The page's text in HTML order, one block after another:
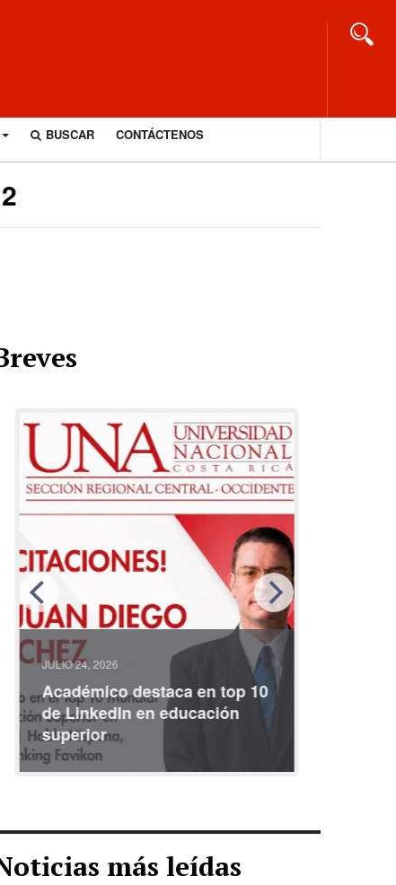
BUSCAR CONTÁCTENOS
JULIO 24, 2026
Académico destaca en top 10
de LinkedIn en educación
superior
más leídas